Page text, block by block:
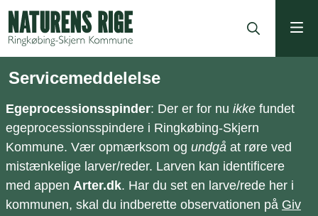
Servicemeddelelse
Egeprocessionsspinder: Der er for nu ikke fundet
egeprocessionsspindere i Ringkøbing-Skjern
Kommune. Vær opmærksom og undgå at røre ved
mistænkelige larver/reder. Larven kan identificere
med appen Arter.dk. Har du set en larve/rede her i
kommunen, skal du indberette observationen på Giv